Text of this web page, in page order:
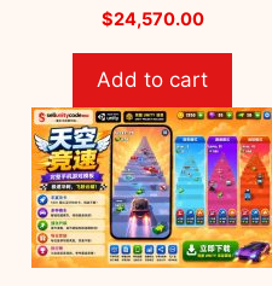
0
o
o
5
$24,570.00
Add to cart